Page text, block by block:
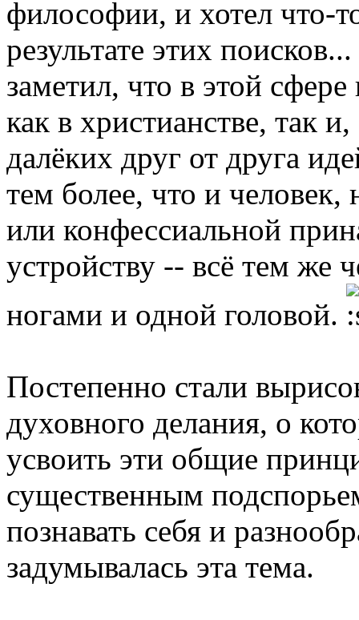
философии, и хотел что-
результате этих
заметил, что в этой
как в христианстве, так
далёких друг от друга
тем более, что и человек,
или конфессиальной
устройству -- всё тем же
ногами и одной головой.
Постепенно стали
духовного делания, о
усвоить эти общие
существенным
познавать себя и
задумывалась эта тема.